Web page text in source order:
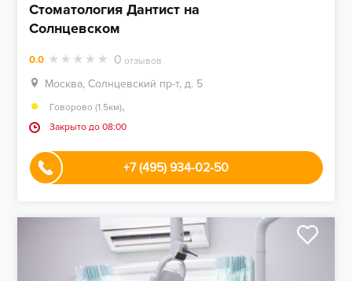
Стоматология Дантист на
Солнцевском
0.0 0 отзывов
Москва, Солнцевский пр-т, д. 5
Говорово (1.5км),
Закрыто до 08:00
+7 (495) 934-02-50